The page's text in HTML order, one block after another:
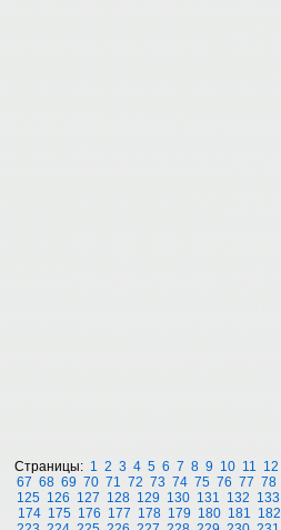
Страницы: 1 2 3 4 5 6 7 8 9 10 11 12
67 68 69 70 71 72 73 74 75 76 77 78
125 126 127 128 129 130 131 132 133
174 175 176 177 178 179 180 181 182